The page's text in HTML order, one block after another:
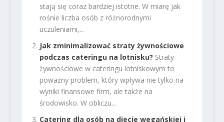
stają się coraz bardziej istotne. W miarę jak
rośnie liczba osób z różnorodnymi
uczuleniami,...
Jak zminimalizować straty żywnościowe
podczas cateringu na lotnisku? Straty
żywnościowe w cateringu lotniskowym to
poważny problem, który wpływa nie tylko na
wyniki finansowe firm, ale także na
środowisko. W obliczu...
Catering dla osób na diecie wegańskiej i